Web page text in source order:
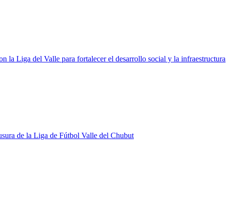
la Liga del Valle para fortalecer el desarrollo social y la infraestructura
de la Liga de Fútbol Valle del Chubut